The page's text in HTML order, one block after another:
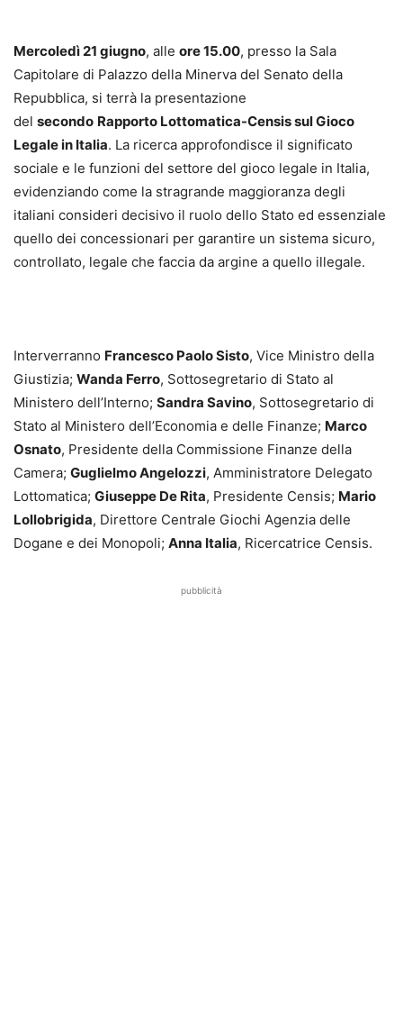
Mercoledì 21 giugno, alle ore 15.00, presso la Sala
Capitolare di Palazzo della Minerva del Senato della
Repubblica, si terrà la presentazione
del secondo Rapporto Lottomatica-Censis sul Gioco
Legale in Italia. La ricerca approfondisce il significato
sociale e le funzioni del settore del gioco legale in Italia,
evidenziando come la stragrande maggioranza degli
italiani consideri decisivo il ruolo dello Stato ed essenziale
quello dei concessionari per garantire un sistema sicuro,
controllato, legale che faccia da argine a quello illegale.
Interverranno Francesco Paolo Sisto, Vice Ministro della
Giustizia; Wanda Ferro, Sottosegretario di Stato al
Ministero dell’Interno; Sandra Savino, Sottosegretario di
Stato al Ministero dell’Economia e delle Finanze; Marco
Osnato, Presidente della Commissione Finanze della
Camera; Guglielmo Angelozzi, Amministratore Delegato
Lottomatica; Giuseppe De Rita, Presidente Censis; Mario
Lollobrigida, Direttore Centrale Giochi Agenzia delle
Dogane e dei Monopoli; Anna Italia, Ricercatrice Censis.
pubblicità